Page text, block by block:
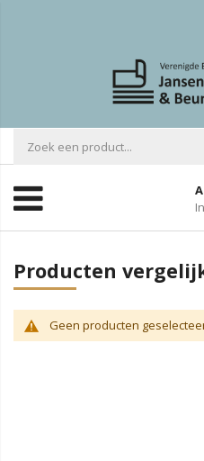
Producten
Geen producten